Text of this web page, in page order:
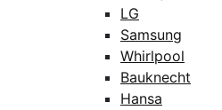
LG
Samsung
Whirlpool
Bauknecht
Hansa